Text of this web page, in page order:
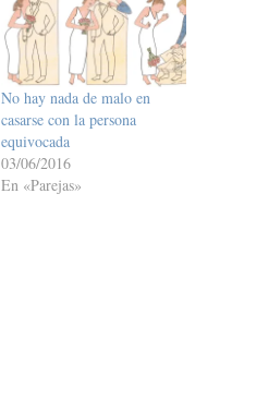
No hay nada de malo en
casarse con la persona
equivocada
03/06/2016
En «Parejas»